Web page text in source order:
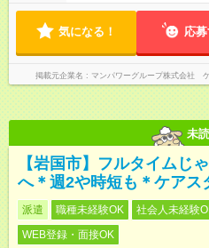
気になる！ 応
掲載元企業名 マンパワーグループ株式会社
未読
【岩国市】フルタイムじ
へ＊週2や時短も＊ケアス
派遣 職種未経験OK 社会人未経験
WEB登録・面接OK